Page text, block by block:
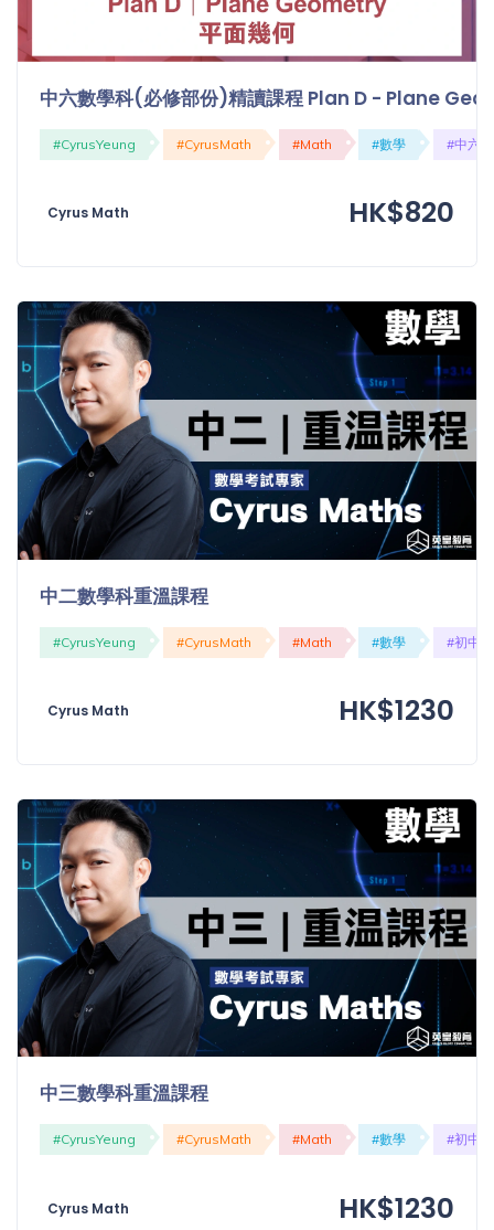
中六數學科(必修部份)精讀課程 Plan D - Plane
#CyrusYeung #CyrusMath #Math #數學 #中六
Cyrus Math HK$820
中二數學科重溫課程
#CyrusYeung #CyrusMath #Math #數學 #初中
Cyrus Math HK$1230
中三數學科重溫課程
#CyrusYeung #CyrusMath #Math #數學 #初中
Cyrus Math HK$1230